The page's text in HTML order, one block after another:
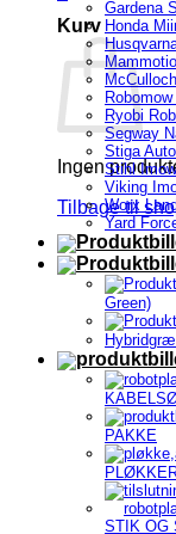
Kurv
Ingen
Tilbage til
Gardena
Honda
Ryobi
Segway
Stiga
Stihl
Viking
Worx
Yard
Green)
PAKKE
STIK OG